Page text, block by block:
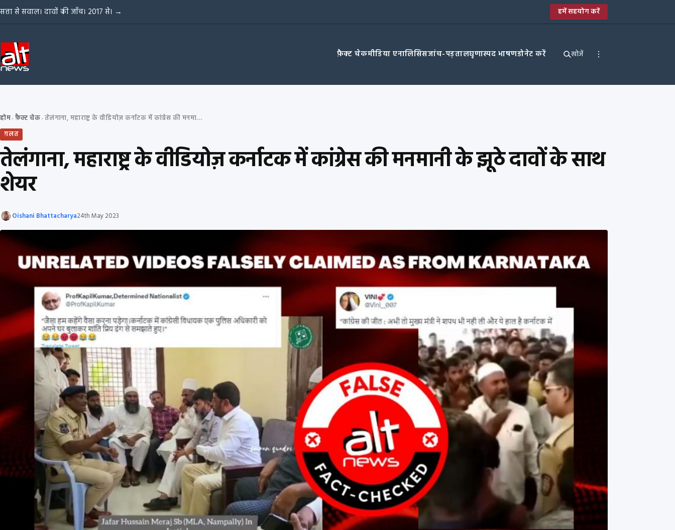
Skip to content
सत्ता से सवाल। दावों की जाँच। 2017 से। → हमें सहयोग करें
फ़ैक्ट चेकमीडिया एनालिसिसजांच-पड़तालघृणास्पद भाषणडोनेट करें खोजें
होम› फ़ैक्ट चेक›
तेलंगाना, महाराष्ट्र के वीडियोज़ कर्नाटक में कांग्रेस की मनमानी के झूठे दावों के साथ शेयर
ग़लत
तेलंगाना, महाराष्ट्र के वीडियोज़ कर्नाटक में कांग्रेस की मनमानी के झूठे दावों के साथ
शेयर
Oishani Bhattacharya24th May 2023